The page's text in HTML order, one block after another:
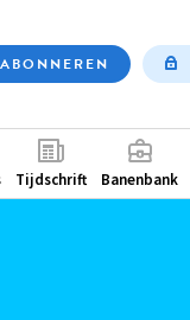
ABONNEREN
Tijdschrift Banenbank